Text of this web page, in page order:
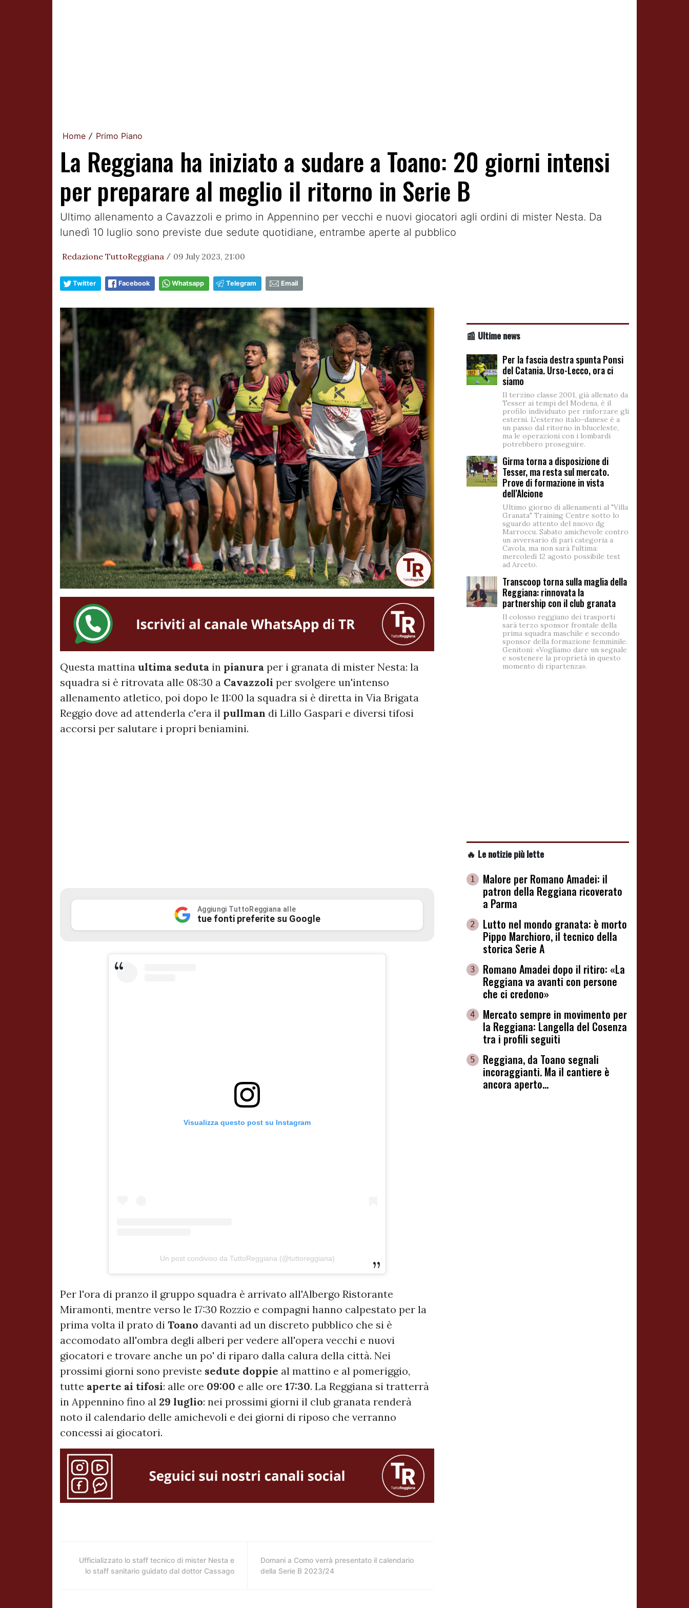
Home / Primo Piano
La Reggiana ha iniziato a sudare a Toano: 20 giorni intensi
per preparare al meglio il ritorno in Serie B
Ultimo allenamento a Cavazzoli e primo in Appennino per vecchi e nuovi giocatori agli ordini di mister Nesta. Da
lunedì 10 luglio sono previste due sedute quotidiane, entrambe aperte al pubblico
Redazione TuttoReggiana / 09 July 2023, 21:00
Twitter Facebook Whatsapp Telegram Email
Questa mattina ultima seduta in pianura per i granata di mister Nesta: la
squadra si è ritrovata alle 08:30 a Cavazzoli per svolgere un'intenso
allenamento atletico, poi dopo le 11:00 la squadra si è diretta in Via Brigata
Reggio dove ad attenderla c'era il pullman di Lillo Gaspari e diversi tifosi
accorsi per salutare i propri beniamini.
Aggiungi TuttoReggiana alle
tue fonti preferite su Google
Visualizza questo post su Instagram
Un post condiviso da TuttoReggiana (@tuttoreggiana)
Per l'ora di pranzo il gruppo squadra è arrivato all'Albergo Ristorante
Miramonti, mentre verso le 17:30 Rozzio e compagni hanno calpestato per la
prima volta il prato di Toano davanti ad un discreto pubblico che si è
accomodato all'ombra degli alberi per vedere all'opera vecchi e nuovi
giocatori e trovare anche un po' di riparo dalla calura della città. Nei
prossimi giorni sono previste sedute doppie al mattino e al pomeriggio,
tutte aperte ai tifosi: alle ore 09:00 e alle ore 17:30. La Reggiana si tratterrà
in Appennino fino al 29 luglio: nei prossimi giorni il club granata renderà
noto il calendario delle amichevoli e dei giorni di riposo che verranno
concessi ai giocatori.
Ufficializzato lo staff tecnico di mister Nesta e
lo staff sanitario guidato dal dottor Cassago
Domani a Como verrà presentato il calendario
della Serie B 2023/24
📰 Ultime news
Per la fascia destra spunta Ponsi
del Catania. Urso-Lecco, ora ci
siamo
Il terzino classe 2001, già allenato da
Tesser ai tempi del Modena, è il
profilo individuato per rinforzare gli
esterni. L'esterno italo-danese è a
un passo dal ritorno in bluceleste,
ma le operazioni con i lombardi
potrebbero proseguire.
Girma torna a disposizione di
Tesser, ma resta sul mercato.
Prove di formazione in vista
dell’Alcione
Ultimo giorno di allenamenti al "Villa
Granata" Training Centre sotto lo
sguardo attento del nuovo dg
Marroccu. Sabato amichevole contro
un avversario di pari categoria a
Cavola, ma non sarà l'ultima:
mercoledì 12 agosto possibile test
ad Arceto.
Transcoop torna sulla maglia della
Reggiana: rinnovata la
partnership con il club granata
Il colosso reggiano dei trasporti
sarà terzo sponsor frontale della
prima squadra maschile e secondo
sponsor della formazione femminile.
Genitoni: «Vogliamo dare un segnale
e sostenere la proprietà in questo
momento di ripartenza».
🔥 Le notizie più lette
1
Malore per Romano Amadei: il
patron della Reggiana ricoverato
a Parma
2
Lutto nel mondo granata: è morto
Pippo Marchioro, il tecnico della
storica Serie A
3
Romano Amadei dopo il ritiro: «La
Reggiana va avanti con persone
che ci credono»
4
Mercato sempre in movimento per
la Reggiana: Langella del Cosenza
tra i profili seguiti
5
Reggiana, da Toano segnali
incoraggianti. Ma il cantiere è
ancora aperto...